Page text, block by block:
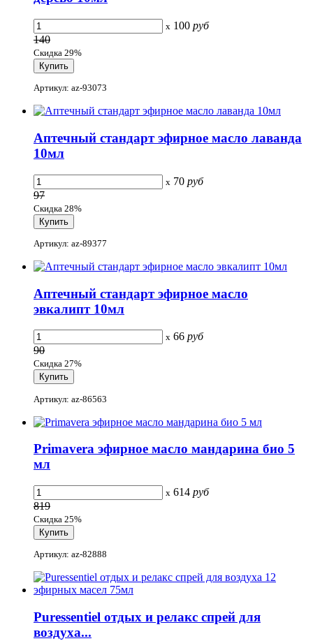
x 100 руб
140
Скидка 29%
Артикул: az-93073
Аптечный стандарт эфирное масло лаванда
10мл
x 70 руб
97
Скидка 28%
Артикул: az-89377
Аптечный стандарт эфирное масло
эвкалипт 10мл
x 66 руб
90
Скидка 27%
Артикул: az-86563
Primavera эфирное масло мандарина био 5
мл
x 614 руб
819
Скидка 25%
Артикул: az-82888
Puressentiel отдых и релакс спрей для
воздуха...